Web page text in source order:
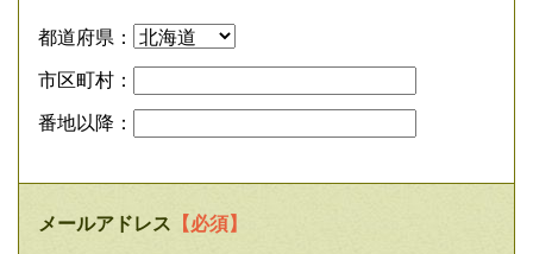
都道府県：
市区町村：
番地以降：
メールアドレス 【必須】